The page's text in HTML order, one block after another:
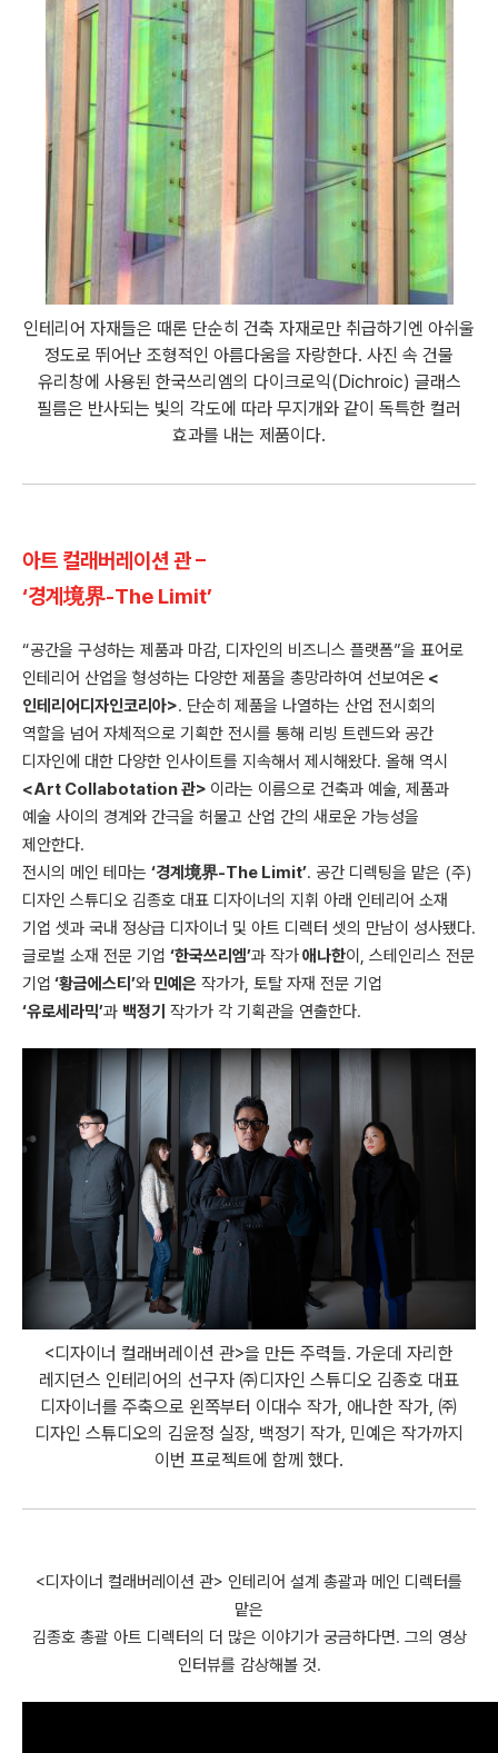
인테리어 자재들은 때론 단순히 건축 자재로만 취급하기엔 아쉬울
정도로 뛰어난 조형적인 아름다움을 자랑한다. 사진 속 건물
유리창에 사용된 한국쓰리엠의 다이크로익(Dichroic) 글래스
필름은 반사되는 빛의 각도에 따라 무지개와 같이 독특한 컬러
효과를 내는 제품이다.
아트 컬래버레이션 관 –
‘경계境界-The Limit’
“공간을 구성하는 제품과 마감, 디자인의 비즈니스 플랫폼”을 표어로
인테리어 산업을 형성하는 다양한 제품을 총망라하여 선보여온 <
인테리어디자인코리아>. 단순히 제품을 나열하는 산업 전시회의
역할을 넘어 자체적으로 기획한 전시를 통해 리빙 트렌드와 공간
디자인에 대한 다양한 인사이트를 지속해서 제시해왔다. 올해 역시
<Art Collabotation 관> 이라는 이름으로 건축과 예술, 제품과
예술 사이의 경계와 간극을 허물고 산업 간의 새로운 가능성을
제안한다.
전시의 메인 테마는 ‘경계境界-The Limit’. 공간 디렉팅을 맡은 (주)
디자인 스튜디오 김종호 대표 디자이너의 지휘 아래 인테리어 소재
기업 셋과 국내 정상급 디자이너 및 아트 디렉터 셋의 만남이 성사됐다.
글로벌 소재 전문 기업 ‘한국쓰리엠’과 작가애나한이, 스테인리스 전문
기업 ‘황금에스티’와 민예은 작가가, 토탈 자재 전문 기업
‘유로세라믹’과 백정기 작가가 각 기획관을 연출한다.
<디자이너 컬래버레이션 관>을 만든 주력들. 가운데 자리한
레지던스 인테리어의 선구자 ㈜디자인 스튜디오 김종호 대표
디자이너를 주축으로 왼쪽부터 이대수 작가, 애나한 작가, ㈜
디자인 스튜디오의 김윤정 실장, 백정기 작가, 민예은 작가까지
이번 프로젝트에 함께 했다.
<디자이너 컬래버레이션 관> 인테리어 설계 총괄과 메인 디렉터를
맡은
김종호 총괄 아트 디렉터의 더 많은 이야기가 궁금하다면. 그의 영상
인터뷰를 감상해볼 것.